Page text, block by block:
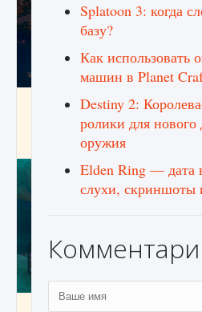
Как разблокировать
Creatures of Ava
9 августа 2024
Как приручить существ из
Splatoon 3: когда
базу?
Как использовать
машин в Planet
Destiny 2:
ролики для нового
оружия
Elden Ring — дата
слухи, скриншоты